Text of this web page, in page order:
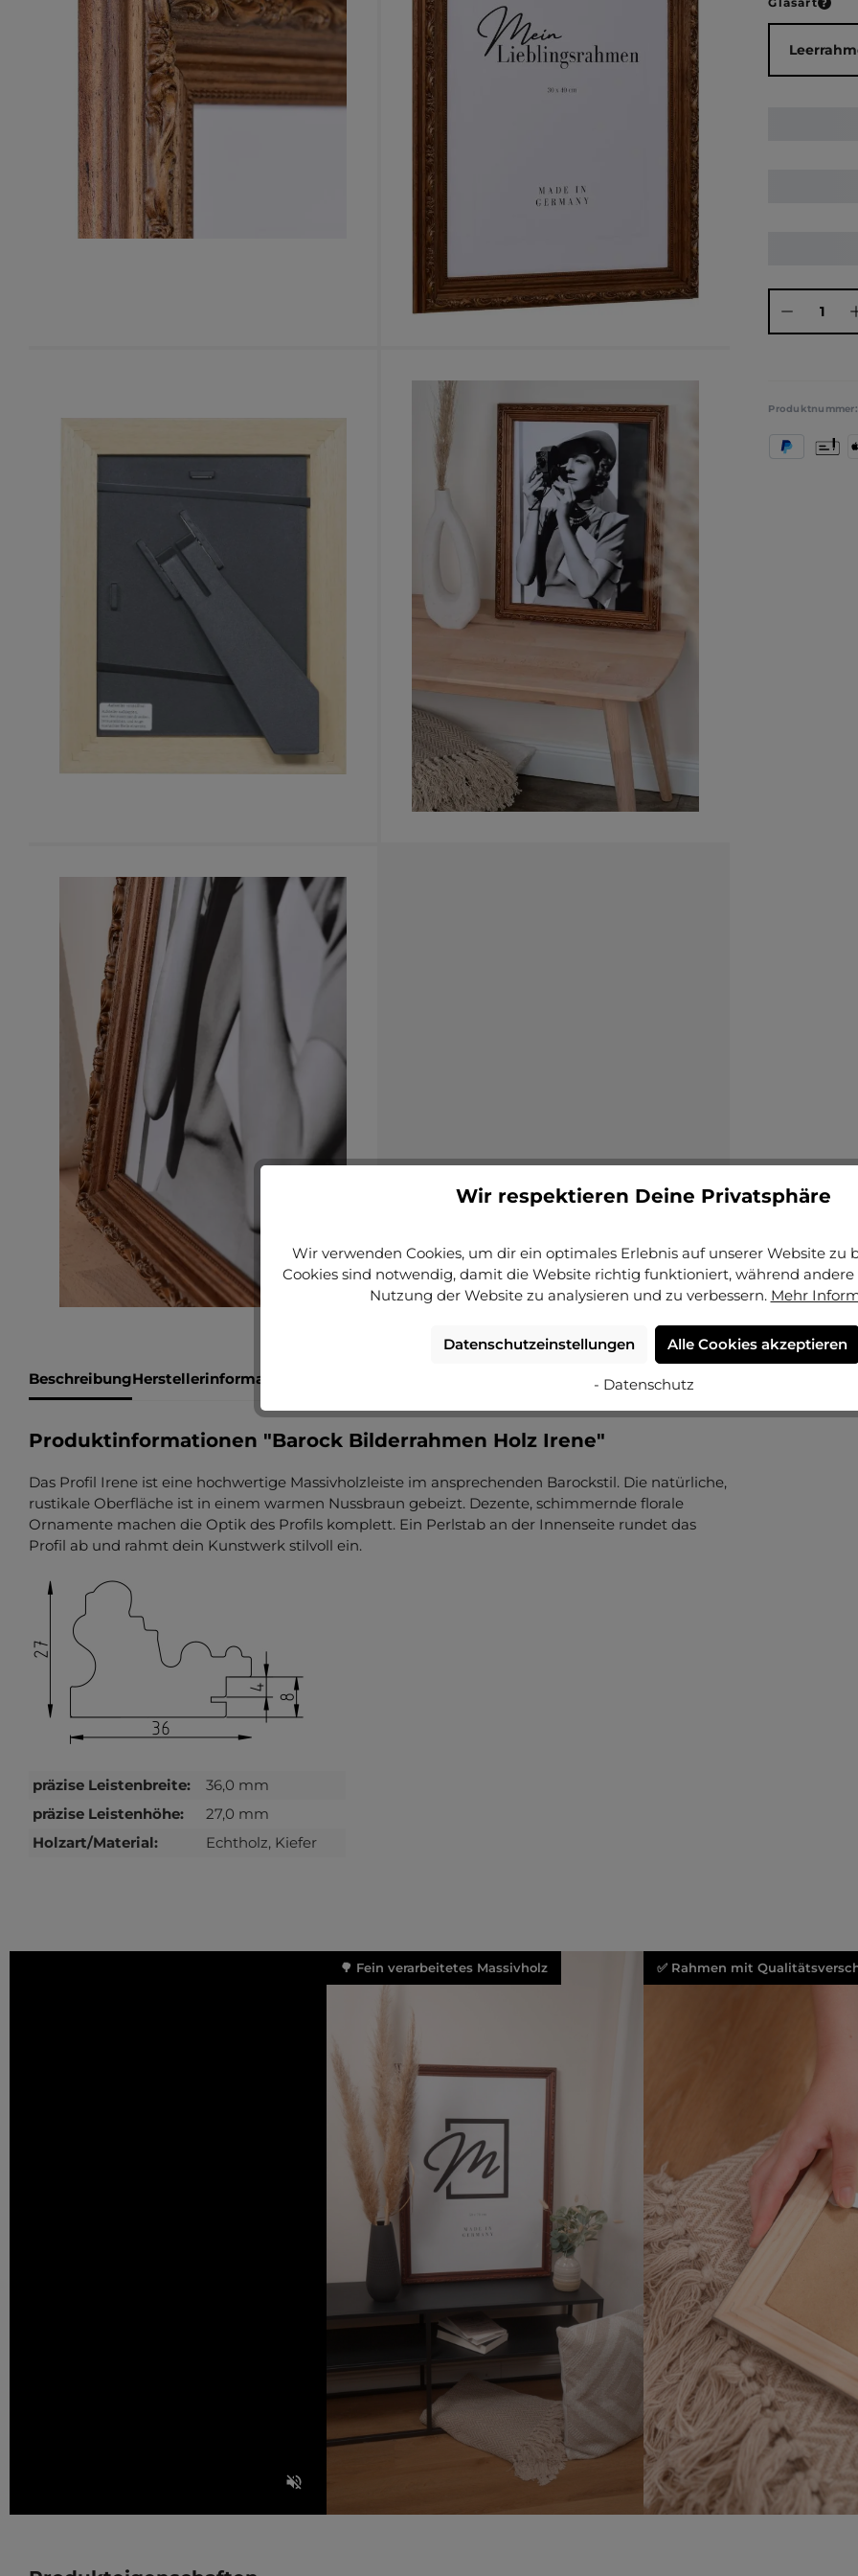
BeschreibungHerstellerinformationen
Produktinformationen "Barock Bilderrahmen Holz Irene"
Das Profil Irene ist eine hochwertige Massivholzleiste im ansprechenden Barockstil. Die natürliche,
rustikale Oberfläche ist in einem warmen Nussbraun gebeizt. Dezente, schimmernde florale
Ornamente machen die Optik des Profils komplett. Ein Perlstab an der Innenseite rundet das
Profil ab und rahmt dein Kunstwerk stilvoll ein.
präzise Leistenbreite:
36,0 mm
präzise Leistenhöhe:
27,0 mm
Holzart/Material:
Echtholz, Kiefer
PayPal
🌳 Fein verarbeitetes Massivholz ✅ Rahmen mit
Wir respektieren Deine Privatsphäre
Wir verwenden Cookies, um dir ein optimales Erlebnis auf unserer Website zu
Cookies sind notwendig, damit die Website richtig funktioniert, während andere
Nutzung der Website zu analysieren und zu verbessern. Mehr
Datenschutzeinstellungen Alle Cookies akzeptieren
- Datenschutz